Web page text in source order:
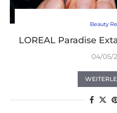
Beauty
LOREAL Paradise
04/05/